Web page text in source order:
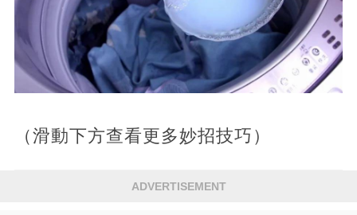
（滑動下方查看更多妙招技巧）
ADVERTISEMENT